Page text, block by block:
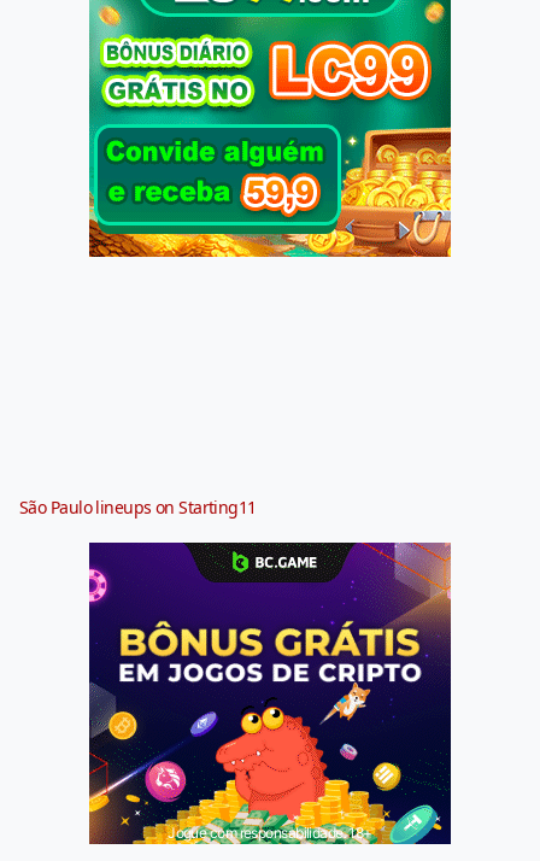
São Paulo lineups on Starting11
Jogue com responsabilidade. 18+